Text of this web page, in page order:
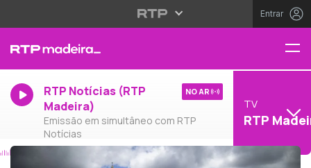
Entrar
RTP Notícias (RTP
Madeira)
Emissão em simultâneo com RTP
Notícias
NO AR
TV
RTP